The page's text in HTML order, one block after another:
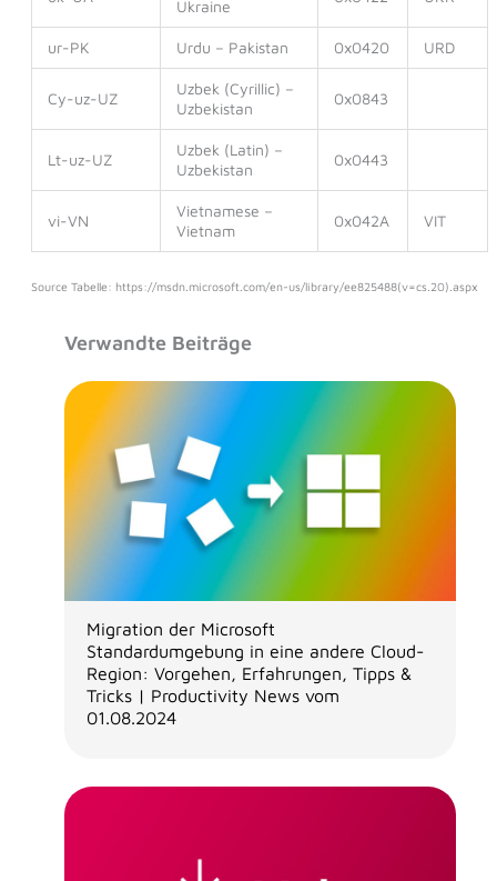
Ukraine
ur-PK Urdu – Pakistan 0x0420 URD
Cy-uz-UZ
Uzbek (Cyrillic) –
Uzbekistan
0x0843
Lt-uz-UZ
Uzbek (Latin) –
Uzbekistan
0x0443
vi-VN
Vietnamese –
Vietnam
0x042A VIT
Source Tabelle: https://msdn.microsoft.com/en-us/library/ee825488(v=cs.20).aspx
Verwandte Beiträge
Migration der Microsoft
Standardumgebung in eine andere Cloud-
Region: Vorgehen, Erfahrungen, Tipps &
Tricks | Productivity News vom
01.08.2024